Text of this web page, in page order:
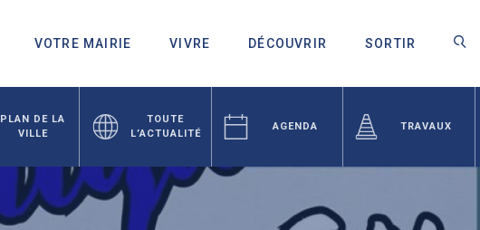
VOTRE MAIRIE VIVRE DÉCOUVRIR SORTIR
PLAN DE LA
VILLE
TOUTE
L’ACTUALITÉ
AGENDA TRAVAUX